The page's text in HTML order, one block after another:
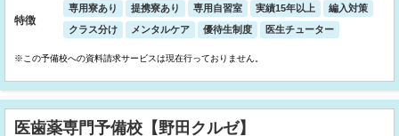
特徴
専用寮あり 提携寮あり 専用自習室 実績15年以上
編入対策
クラス分け
メンタルケア 優待生制度 医生チューター
※この予備校への資料請求サービスは現在行っておりません。
医歯薬専門予備校【野田クルゼ】